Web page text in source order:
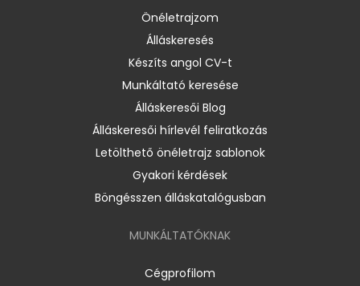
Önéletrajzom
Álláskeresés
Készíts angol CV-t
Munkáltató keresése
Álláskeresői Blog
Álláskeresői hírlevél feliratkozás
Letölthető önéletrajz sablonok
Gyakori kérdések
Böngésszen álláskatalógusban
MUNKÁLTATÓKNAK
Cégprofilom